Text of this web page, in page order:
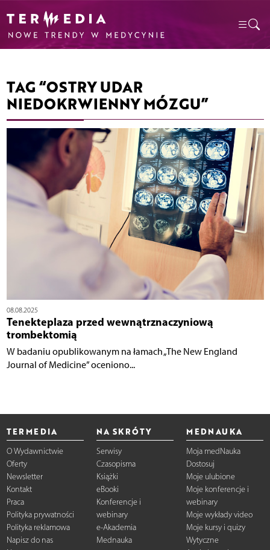
TAG “OSTRY UDAR
NIEDOKRWIENNY MÓZGU”
08.08.2025
Tenekteplaza przed wewnątrznaczyniową
trombektomią
W badaniu opublikowanym na łamach „The New England
Journal of Medicine” oceniono...
TERMEDIA
O Wydawnictwie
Oferty
Newsletter
Kontakt
Praca
Polityka prywatności
Polityka reklamowa
Napisz do nas
NA SKRÓTY
Serwisy
Czasopisma
Książki
eBooki
Konferencje i
webinary
e-Akademia
Mednauka
MEDNAUKA
Moja medNauka
Dostosuj
Moje ulubione
Moje konferencje i
webinary
Moje wykłady video
Moje kursy i quizy
Wytyczne